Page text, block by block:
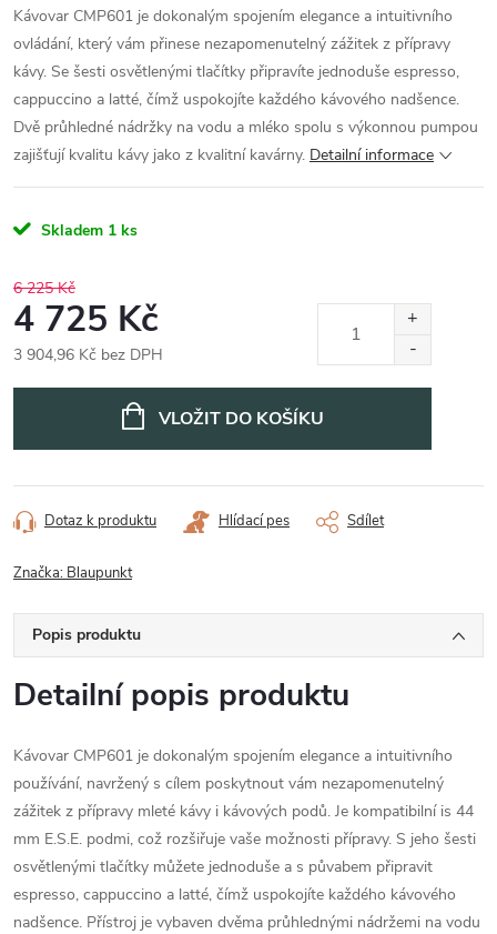
Kávovar CMP601 je dokonalým spojením elegance a intuitivního
ovládání, který vám přinese nezapomenutelný zážitek z přípravy
kávy. Se šesti osvětlenými tlačítky připravíte jednoduše espresso,
cappuccino a latté, čímž uspokojíte každého kávového nadšence.
Dvě průhledné nádržky na vodu a mléko spolu s výkonnou pumpou
zajišťují kvalitu kávy jako z kvalitní kavárny. Detailní informace
Skladem 1 ks
6 225 Kč
4 725 Kč
3 904,96 Kč bez DPH
VLOŽIT DO KOŠÍKU
Dotaz k produktu Hlídací pes Sdílet
Značka: Blaupunkt
Popis produktu
Detailní popis produktu
Kávovar CMP601 je dokonalým spojením elegance a intuitivního
používání, navržený s cílem poskytnout vám nezapomenutelný
zážitek z přípravy mleté ​​kávy i kávových podů. Je kompatibilní is 44
mm E.S.E. podmi, což rozšiřuje vaše možnosti přípravy. S jeho šesti
osvětlenými tlačítky můžete jednoduše a s půvabem připravit
espresso, cappuccino a latté, čímž uspokojíte každého kávového
nadšence. Přístroj je vybaven dvěma průhlednými nádržemi na vodu